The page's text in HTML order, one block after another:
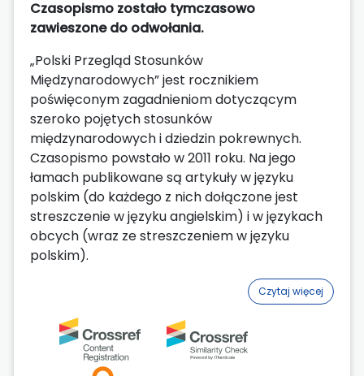
Czasopismo zostało tymczasowo
zawieszone do odwołania.
„Polski Przegląd Stosunków
Międzynarodowych” jest rocznikiem
poświęconym zagadnieniom dotyczącym
szeroko pojętych stosunków
międzynarodowych i dziedzin pokrewnych.
Czasopismo powstało w 2011 roku. Na jego
łamach publikowane są artykuły w języku
polskim (do każdego z nich dołączone jest
streszczenie w języku angielskim) i w językach
obcych (wraz ze streszczeniem w języku
polskim).
Czytaj więcej